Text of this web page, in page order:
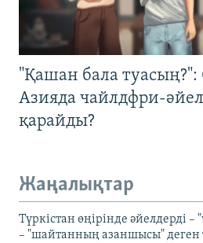
"Қашан бала
Азияда чайлдфри-
қарайды?
Жаңалықтар
Түркістан өңірінде әйелдерді
– "шайтанның азаншысы" деген